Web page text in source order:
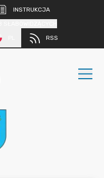
INSTRUKCJA
RSS